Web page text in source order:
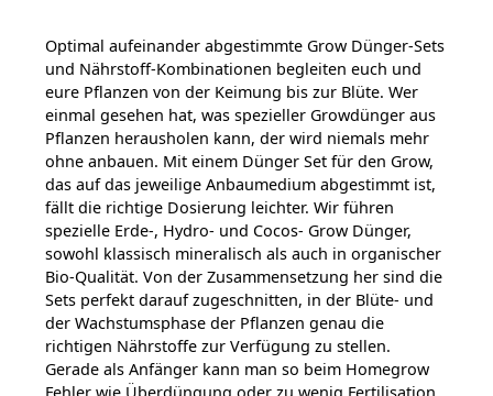
Optimal aufeinander abgestimmte Grow Dünger-Sets
und Nährstoff-Kombinationen begleiten euch und
eure Pflanzen von der Keimung bis zur Blüte. Wer
einmal gesehen hat, was spezieller Growdünger aus
Pflanzen herausholen kann, der wird niemals mehr
ohne anbauen. Mit einem Dünger Set für den Grow,
das auf das jeweilige Anbaumedium abgestimmt ist,
fällt die richtige Dosierung leichter. Wir führen
spezielle Erde-, Hydro- und Cocos- Grow Dünger,
sowohl klassisch mineralisch als auch in organischer
Bio-Qualität. Von der Zusammensetzung her sind die
Sets perfekt darauf zugeschnitten, in der Blüte- und
der Wachstumsphase der Pflanzen genau die
richtigen Nährstoffe zur Verfügung zu stellen.
Gerade als Anfänger kann man so beim Homegrow